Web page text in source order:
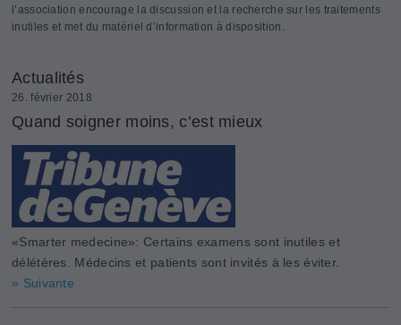
l’association encourage la discussion et la recherche sur les traitements
inutiles et met du matériel d’information à disposition.
Actualités
26. février 2018
Quand soigner moins, c’est mieux
«Smarter medecine»: Certains examens sont inutiles et
délétères. Médecins et patients sont invités à les éviter.
» Suivante